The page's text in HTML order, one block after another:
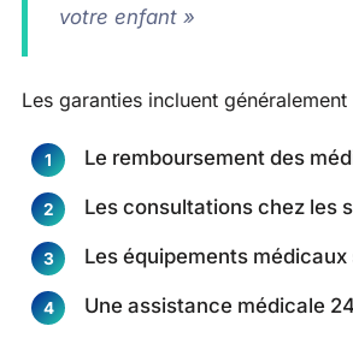
votre enfant »
Les garanties incluent généralement
Le remboursement des
Les consultations chez les
Les équipements
Une assistance médicale